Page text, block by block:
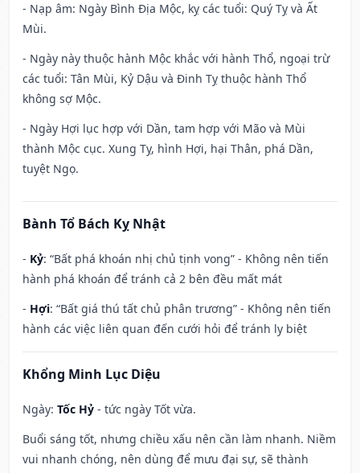
- Nạp âm: Ngày Bình Địa Mộc, kỵ các tuổi: Quý Tỵ và Ất
Mùi.
- Ngày này thuộc hành Mộc khắc với hành Thổ, ngoại trừ
các tuổi: Tân Mùi, Kỷ Dậu và Đinh Tỵ thuộc hành Thổ
không sợ Mộc.
- Ngày Hợi lục hợp với Dần, tam hợp với Mão và Mùi
thành Mộc cục. Xung Tỵ, hình Hợi, hại Thân, phá Dần,
tuyệt Ngọ.
Bành Tổ Bách Kỵ Nhật
- Kỷ: “Bất phá khoán nhị chủ tịnh vong” - Không nên tiến
hành phá khoán để tránh cả 2 bên đều mất mát
- Hợi: “Bất giá thú tất chủ phân trương” - Không nên tiến
hành các việc liên quan đến cưới hỏi để tránh ly biệt
Khổng Minh Lục Diệu
Ngày: Tốc Hỷ - tức ngày Tốt vừa.
Buổi sáng tốt, nhưng chiều xấu nên cần làm nhanh. Niềm
vui nhanh chóng, nên dùng để mưu đại sự, sẽ thành